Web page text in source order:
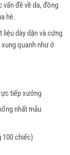
đề về da, đồng
hè.
dày dặn và cứng
quanh như ở
tiếp xưởng
nhất mẫu
100 chiếc)